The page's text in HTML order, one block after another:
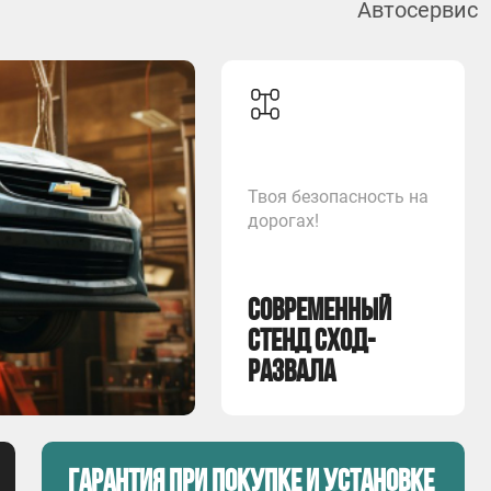
Автосервис
Твоя безопасность на
дорогах!
Современный
стенд сход-
развала
Гарантия при покупке и установке